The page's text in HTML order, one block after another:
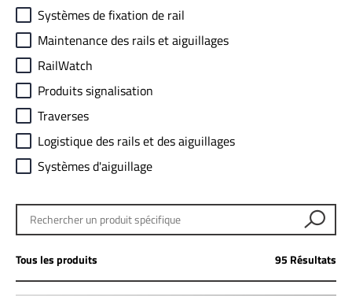
Rechercher un produit spécifique
Systèmes de fixation de rail
Maintenance des rails et aiguillages
RailWatch
Produits signalisation
Traverses
Logistique des rails et des aiguillages
Systèmes d'aiguillage
Tous les produits 95 Résultats